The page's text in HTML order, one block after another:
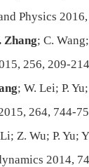
Physics 2016,
Zhang; C.
256, 209-
; W. Lei; P.
264, 744-
Z. Wu; P. Yu;
2014, 74